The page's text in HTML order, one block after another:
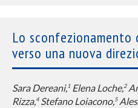
Lo sconfezionamento
verso una nuova
Sara Dereani,1 Elena Loche,2
Rizza,4Stefano Loiacono,5